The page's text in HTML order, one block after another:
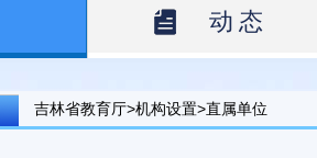
动态
吉林省教育厅>机构设置>直属单位